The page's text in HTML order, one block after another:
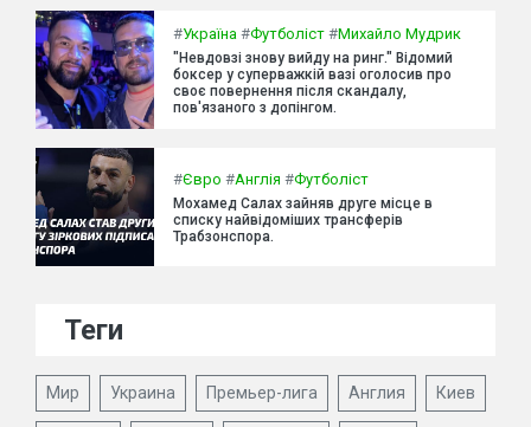
#Україна #Футболіст #Михайло Мудрик
"Невдовзі знову вийду на ринг." Відомий
боксер у суперважкій вазі оголосив про
своє повернення після скандалу,
пов'язаного з допінгом.
#Євро #Англія #Футболіст
Мохамед Салах зайняв друге місце в
списку найвідоміших трансферів
Трабзонспора.
Теги
Мир Украина Премьер-лига Англия Киев